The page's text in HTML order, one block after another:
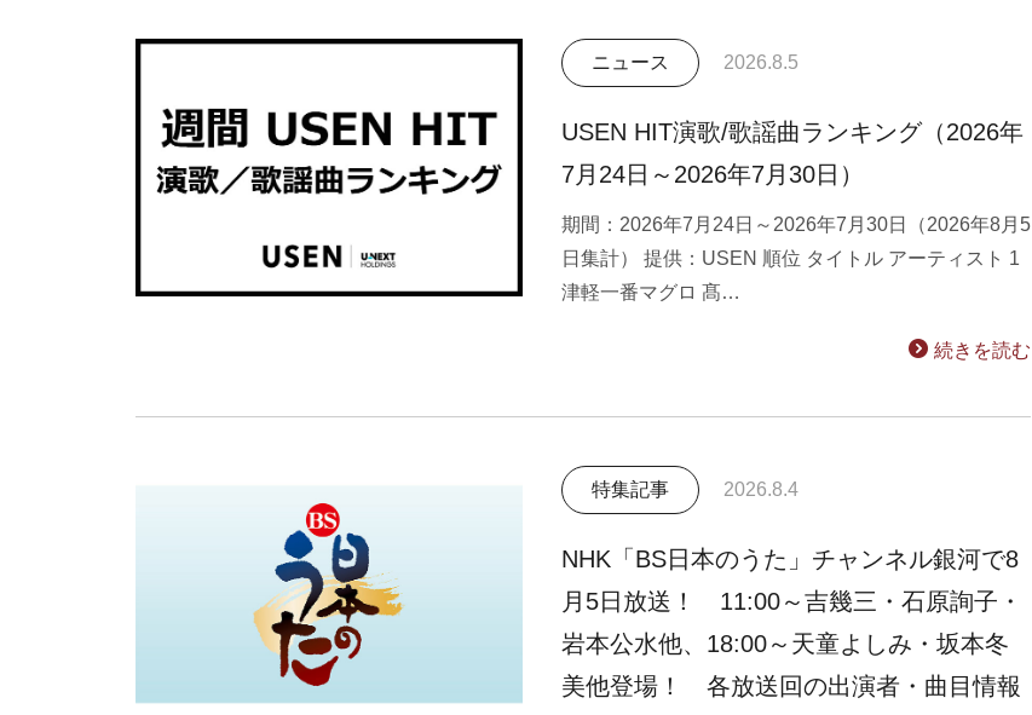
ニュース 2026.8.5
USEN HIT演歌/歌謡曲ランキング（2026年
7月24日～2026年7月30日）
期間：2026年7月24日～2026年7月30日（2026年8月5
日集計） 提供：USEN 順位 タイトル アーティスト 1
津軽一番マグロ 髙…
続きを読む
特集記事 2026.8.4
NHK「BS日本のうた」チャンネル銀河で8
月5日放送！ 11:00～吉幾三・石原詢子・
岩本公水他、18:00～天童よしみ・坂本冬
美他登場！ 各放送回の出演者・曲目情報